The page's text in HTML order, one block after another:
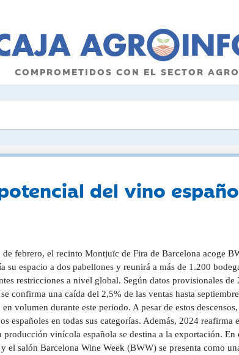
COMPROMETIDOS CON EL SECTOR AGRO
del vino
de febrero, el recinto Montjuïc de Fira de Barcelona acoge
su espacio a dos pabellones y reunirá a más de 1.200
restricciones a nivel global. Según datos provisionales
confirma una caída del 2,5% de las ventas hasta
volumen durante este periodo. A pesar de estos
españoles en todas sus categorías. Además, 2024
producción vinícola española se destina a la exportación.
el salón Barcelona Wine Week (BWW) se presenta como